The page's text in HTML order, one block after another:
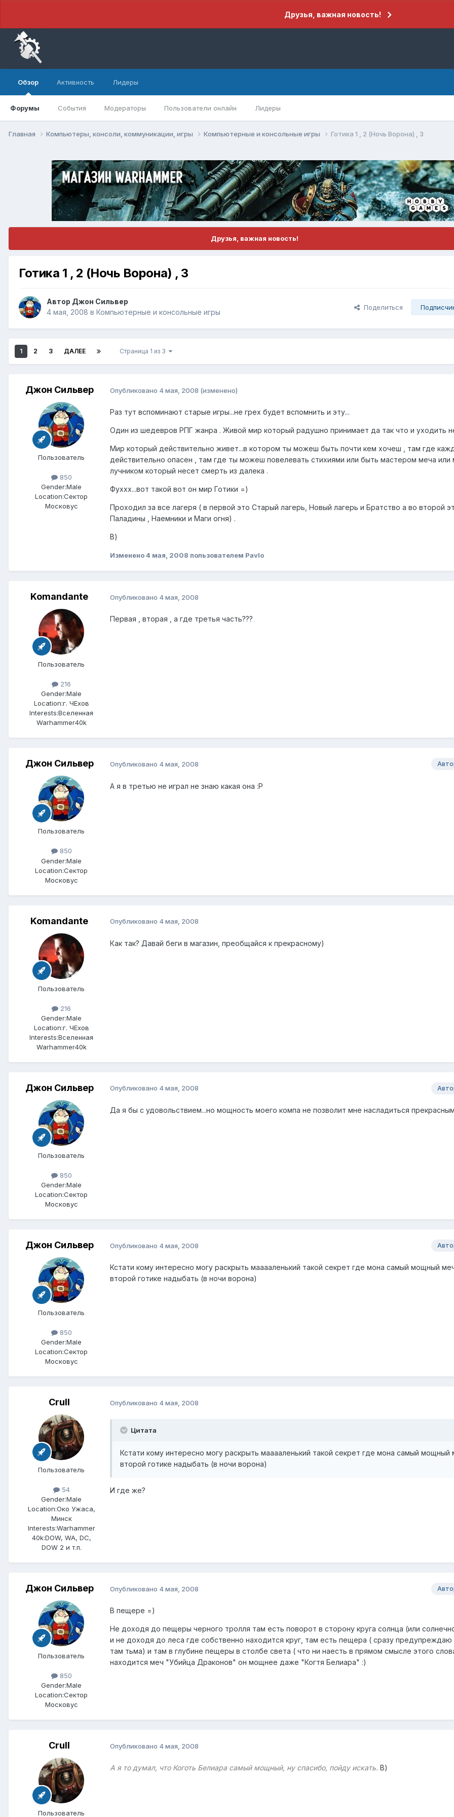
Друзья, важная новость!
Обзор
Форумы События Модераторы Пользователи онлайн Лидеры
Активность Лидеры
Главная Компьютеры, консоли, коммуникации, игры Компьютерные и консольные игры Готика 1 , 2 (Ночь Ворона) , 3
Друзья, важная новость!
Готика 1 , 2 (Ночь Ворона) , 3
Автор Джон Сильвер
4 мая, 2008 в Компьютерные и консольные игры
Поделиться
1 2 3 ДАЛЕЕ Страница 1 из 3
Джон Сильвер
Пользователь
850
Gender:Male
Location:Сектор
Московус
Опубликовано 4 мая, 2008 (изменено)
Раз тут вспоминают старые игры...не грех будет вспомнить и эту...
Один из шедевров РПГ жанра . Живой мир который радушно принимает да так что и уходить
Мир который действительно живет...в котором ты можеш быть почти кем хочеш , там где
действительно опасен , там где ты можеш повелевать стихиями или быть мастером меча или
лучником который несет смерть из далека .
Фуххх...вот такой вот он мир Готики =)
Проходил за все лагеря ( в первой это Старый лагерь, Новый лагерь и Братство а во второй
Паладины , Наемники и Маги огня) .
В)
Изменено4 мая, 2008 пользователем Pavlo
Komandante
Пользователь
216
Gender:Male
Location:г. ЧЕхов
Interests:Вселенная
Warhammer40k
Опубликовано 4 мая, 2008
Первая , вторая , а где третья часть???
Джон Сильвер
Пользователь
850
Gender:Male
Location:Сектор
Московус
Опубликовано 4 мая, 2008
А я в третью не играл не знаю какая она :P
Komandante
Пользователь
216
Gender:Male
Location:г. ЧЕхов
Interests:Вселенная
Warhammer40k
Опубликовано 4 мая, 2008
Как так? Давай беги в магазин, преобщайся к прекрасному)
Джон Сильвер
Пользователь
850
Gender:Male
Location:Сектор
Московус
Опубликовано 4 мая, 2008
Да я бы с удовольствием...но мощность моего компа не позволит мне насладиться
Джон Сильвер
Пользователь
850
Gender:Male
Location:Сектор
Московус
Опубликовано 4 мая, 2008
Кстати кому интересно могу раскрыть мааааленький такой секрет где мона самый мощный
второй готике надыбать (в ночи ворона)
Crull
Пользователь
54
Gender:Male
Location:Око Ужаса,
Минск
Interests:Warhammer
40k:DOW, WA, DC,
DOW 2 и т.п.
Опубликовано 4 мая, 2008
Цитата
Кстати кому интересно могу раскрыть мааааленький такой секрет где мона самый мощный
второй готике надыбать (в ночи ворона)
И где же?
Джон Сильвер
Пользователь
850
Gender:Male
Location:Сектор
Московус
Опубликовано 4 мая, 2008
В пещере =)
Не доходя до пещеры черного тролля там есть поворот в сторону круга солнца (или
и не доходя до леса где собственно находится круг, там есть пещера ( сразу
там тьма) и там в глубине пещеры в столбе света ( что ни наесть в прямом смысле этого
находится меч "Убийца Драконов" он мощнее даже "Когтя Белиара" :)
Crull
Пользователь
Опубликовано 4 мая, 2008
А я то думал, что Коготь Белиара самый мощный, ну спасибо, пойду искать. В)